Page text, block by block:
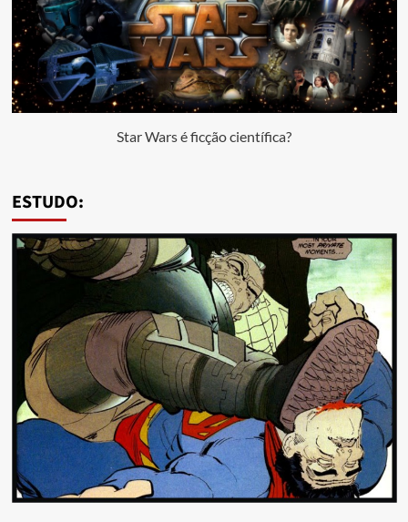
Star Wars é ficção científica?
ESTUDO: